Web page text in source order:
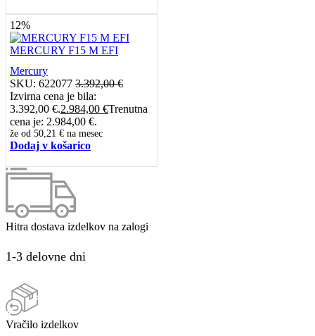
12%
MERCURY F15 M EFI
Mercury
SKU: 622077 3.392,00€
Izvirna cena je bila:
3.392,00 €.2.984,00 €Trenutna
cena je: 2.984,00 €.
že od 50,21 € na mesec
Dodaj v košarico
Hitra dostava izdelkov na zalogi
1-3 delovne dni
Vračilo izdelkov